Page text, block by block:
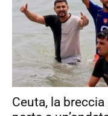
Ceuta, la